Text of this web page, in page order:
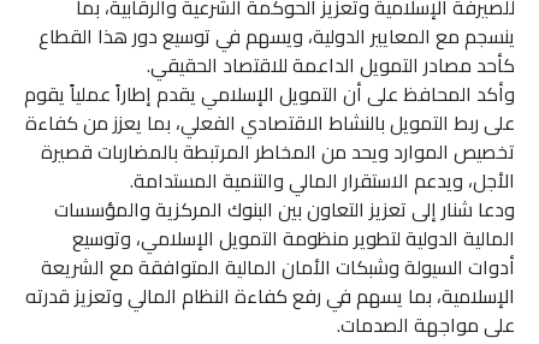
ينسجم مع المعايير الدولية، ويسهم في توسيع دور هذا القطاع
كأحد مصادر التمويل الداعمة للاقتصاد الحقيقي.
وأكد المحافظ على أن التمويل الإسلامي يقدم إطاراً عملياً يقوم
على ربط التمويل بالنشاط الاقتصادي الفعلي، بما يعزز من كفاءة
تخصيص الموارد ويحد من المخاطر المرتبطة بالمضاربات قصيرة
الأجل، ويدعم الاستقرار المالي والتنمية المستدامة.
ودعا شنار إلى تعزيز التعاون بين البنوك المركزية والمؤسسات
المالية الدولية لتطوير منظومة التمويل الإسلامي، وتوسيع
أدوات السيولة وشبكات الأمان المالية المتوافقة مع الشريعة
الإسلامية، بما يسهم في رفع كفاءة النظام المالي وتعزيز قدرته
على مواجهة الصدمات.